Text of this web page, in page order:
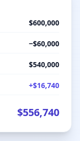
$600,000
−$60,000
$540,000
+$16,740
$556,740